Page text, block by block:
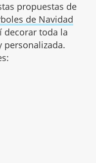
propuestas de
de Navidad
decorar toda la
personalizada.